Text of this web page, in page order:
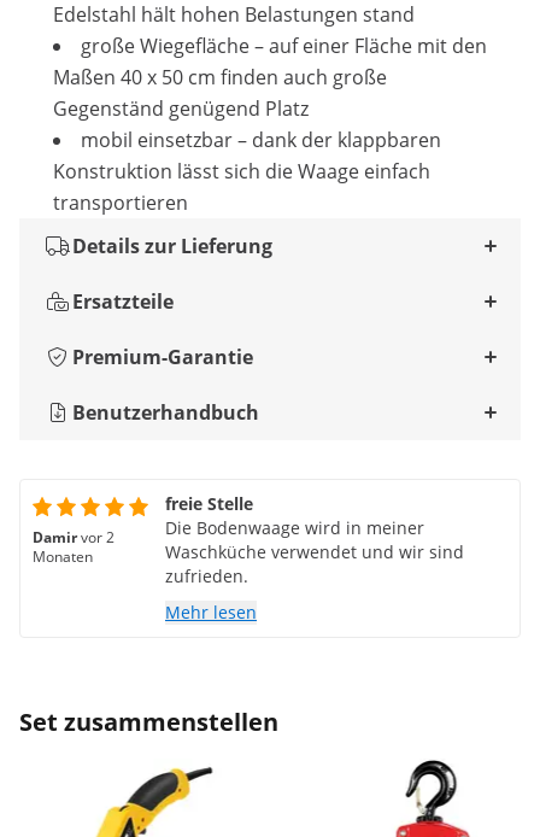
Edelstahl hält hohen Belastungen stand
große Wiegefläche – auf einer Fläche mit den
Maßen 40 x 50 cm finden auch große
Gegenständ genügend Platz
mobil einsetzbar – dank der klappbaren
Konstruktion lässt sich die Waage einfach
transportieren
Details zur Lieferung
Ersatzteile
Premium-Garantie
Benutzerhandbuch
Damirvor 2
Monaten
freie Stelle
Die Bodenwaage wird in meiner
Waschküche verwendet und wir sind
zufrieden.
Mehr lesen
Set zusammenstellen